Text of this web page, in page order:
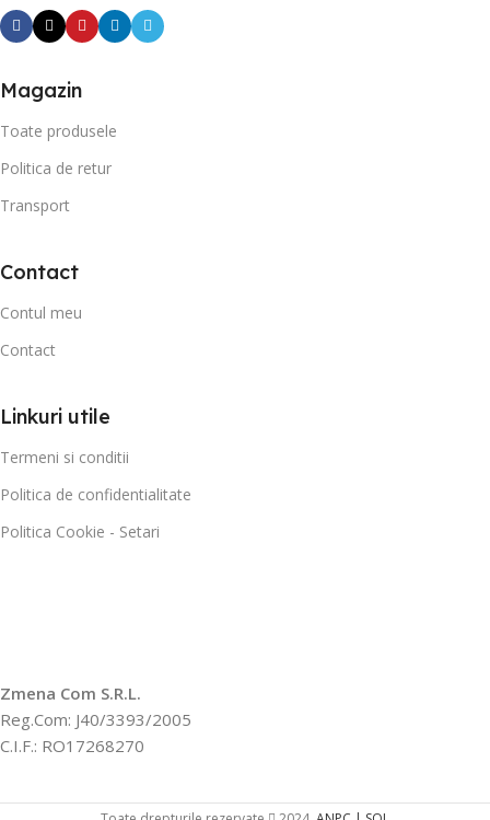
Magazin
Toate produsele
Politica de retur
Transport
Contact
Contul meu
Contact
Linkuri utile
Termeni si conditii
Politica de confidentialitate
Politica Cookie - Setari
Zmena Com S.R.L.
Reg.Com: J40/3393/2005
C.I.F.: RO17268270